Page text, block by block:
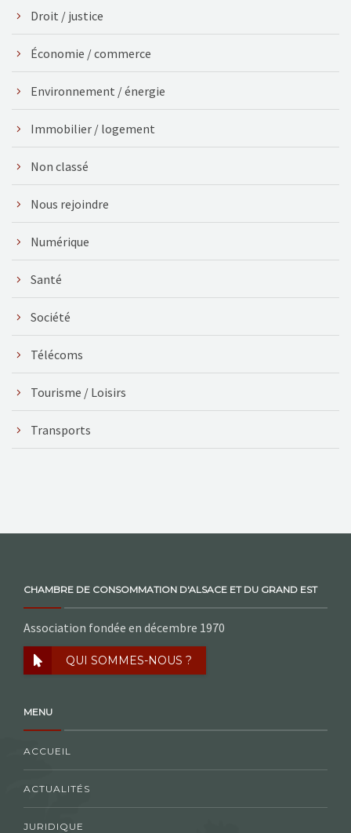
Droit / justice
Économie / commerce
Environnement / énergie
Immobilier / logement
Non classé
Nous rejoindre
Numérique
Santé
Société
Télécoms
Tourisme / Loisirs
Transports
CHAMBRE DE CONSOMMATION D'ALSACE ET DU GRAND EST
Association fondée en décembre 1970
QUI SOMMES-NOUS ?
MENU
ACCUEIL
ACTUALITÉS
JURIDIQUE